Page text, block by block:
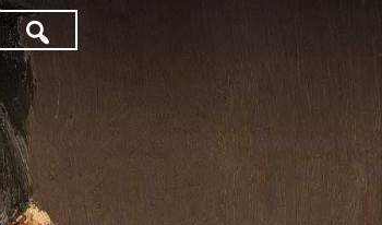
TOUTE
LA
PROGRAMMATION